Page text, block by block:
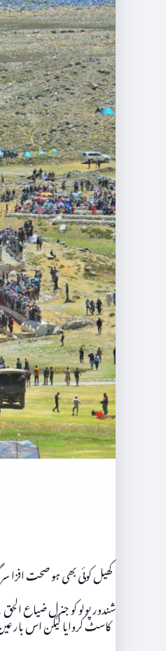
کھیل کوئی بھی ہو صحت افزا
شندور پولو کو جنرل ضیاع
کاسٹ کروایا لیکن اس بار